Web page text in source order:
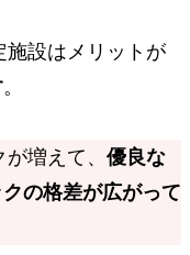
施設はメリットが
。
増えて、 優良な
の格差が広がって